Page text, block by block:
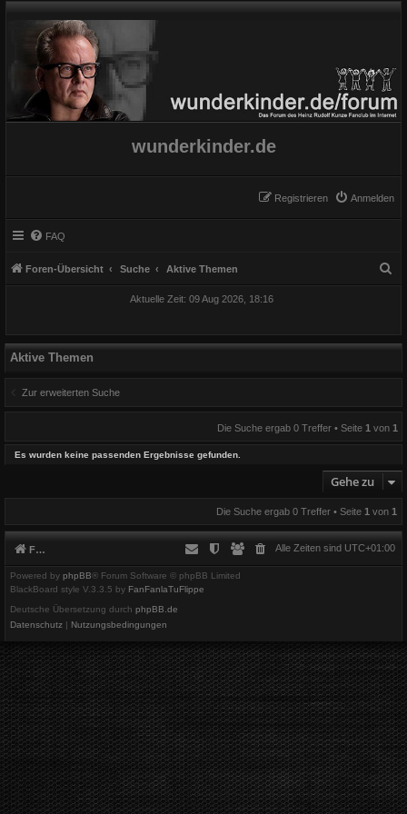
wunderkinder.de
Anmelden
Registrieren
FAQ
Foren-Übersicht Suche Aktive Themen
Aktuelle Zeit: 09 Aug 2026, 18:16
Aktive Themen
Zur erweiterten Suche
Die Suche ergab 0 Treffer • Seite 1 von 1
Es wurden keine passenden Ergebnisse gefunden.
Gehe zu
Die Suche ergab 0 Treffer • Seite 1 von 1
Foren-Übersicht Alle Zeiten sind UTC+01:00
Powered by phpBB® Forum Software © phpBB Limited
BlackBoard style V.3.3.5 by FanFanlaTuFlippe
Deutsche Übersetzung durch phpBB.de
Datenschutz | Nutzungsbedingungen